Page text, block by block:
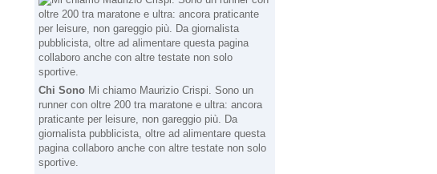
Chi Sono Mi chiamo Maurizio Crispi. Sono un
runner con oltre 200 tra maratone e ultra: ancora
praticante per leisure, non gareggio più. Da
giornalista pubblicista, oltre ad alimentare questa
pagina collaboro anche con altre testate non solo
sportive.